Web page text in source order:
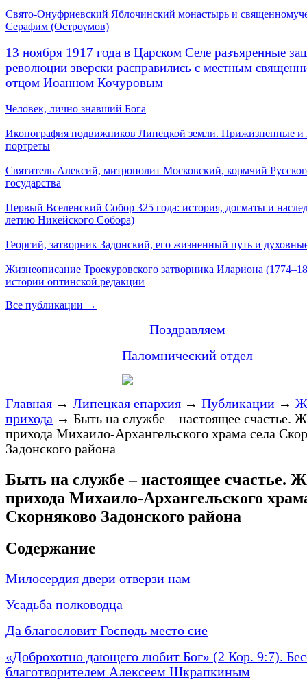
Свято-Онуфриевский Яблочинский монастырь и
Серафим (Остроумов)
13 ноября 1917 года в Царском Селе разъяренные
революции зверски расправились с местным
отцом Иоанном Кочуровым
Человек, лично знавший Бога
Иконография подвижников Липецкой земли. Прижизненные и
портреты
Святитель Алексий, митрополит Московский, кормчий
государства
Первый Вселенский Собор 325 года: история, догматы и
летию Никейского Собора)
Георгий, затворник Задонский, его жизненный путь и
Жизнеописание Троекуровского затворника Илариона
истории оптинской редакции
Все публикации →
Поздравляем
Паломнический отдел
Главная → Липецкая епархия → Публикации →
прихода → Быть на службе – настоящее счастье.
прихода Михаило-Архангельского храма села
Задонского района
Быть на службе – настоящее счастье.
прихода Михаило-Архангельского
Скорняково Задонского района
Содержание
Милосердия двери отверзи нам
Усадьба полководца
Да благословит Господь место сие
«Доброхотно дающего любит Бог» (2 Кор. 9:7).
благотворителем Алексеем Шкрапкиным